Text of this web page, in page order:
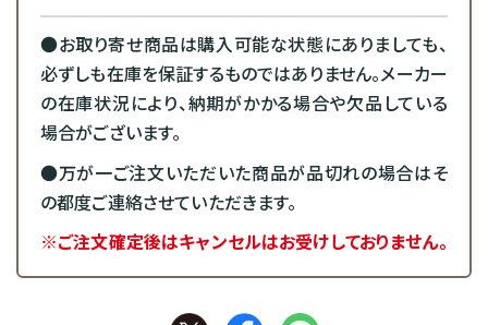
●お取り寄せ商品は購入可能な状態にありましても、
必ずしも在庫を保証するものではありません。メーカー
の在庫状況により、納期がかかる場合や欠品している
場合がございます。
●万が一ご注文いただいた商品が品切れの場合はそ
の都度ご連絡させていただきます。
※ご注文確定後はキャンセルはお受けしておりません。